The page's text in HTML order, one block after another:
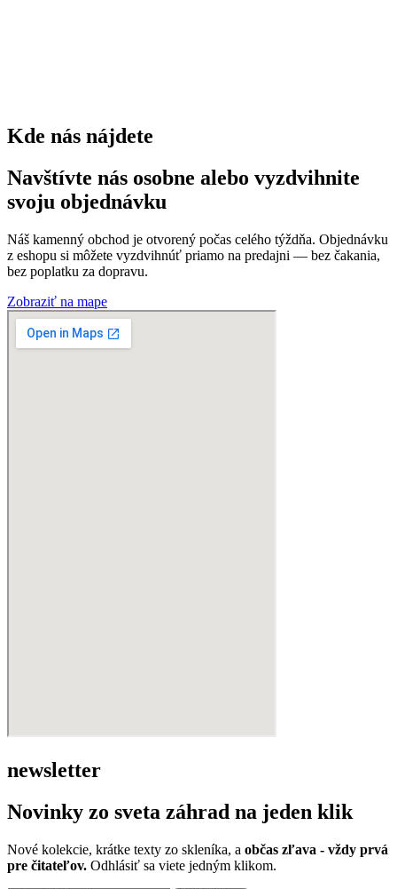
Kde nás nájdete
Navštívte nás osobne alebo vyzdvihnite
svoju objednávku
Náš kamenný obchod je otvorený počas celého týždňa. Objednávku
z eshopu si môžete vyzdvihnúť priamo na predajni — bez čakania,
bez poplatku za dopravu.
Zobraziť na mape
newsletter
Novinky zo sveta záhrad na jeden klik
Nové kolekcie, krátke texty zo skleníka, a občas zľava - vždy prvá
pre čitateľov. Odhlásiť sa viete jedným klikom.